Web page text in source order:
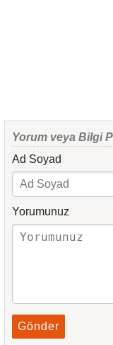
Yorum veya Bilgi
Ad Soyad
Yorumunuz
Gönder